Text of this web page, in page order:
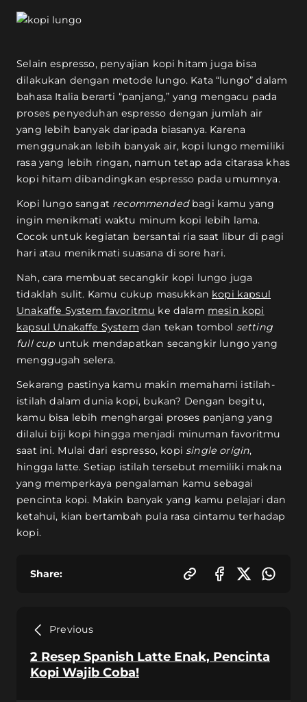
Selain espresso, penyajian kopi hitam juga bisa
dilakukan dengan metode lungo. Kata “lungo” dalam
bahasa Italia berarti “panjang,” yang mengacu pada
proses penyeduhan espresso dengan jumlah air
yang lebih banyak daripada biasanya. Karena
menggunakan lebih banyak air, kopi lungo memiliki
rasa yang lebih ringan, namun tetap ada citarasa khas
kopi hitam dibandingkan espresso pada umumnya.
Kopi lungo sangat recommendedbagi kamu yang
ingin menikmati waktu minum kopi lebih lama.
Cocok untuk kegiatan bersantai ria saat libur di pagi
hari atau menikmati suasana di sore hari.
Nah, cara membuat secangkir kopi lungo juga
tidaklah sulit. Kamu cukup masukkan kopi kapsul
Unakaffe System favoritmu ke dalam mesin kopi
kapsul Unakaffe System dan tekan tombol setting
full cup untuk mendapatkan secangkir lungo yang
menggugah selera.
Sekarang pastinya kamu makin memahami istilah-
istilah dalam dunia kopi, bukan? Dengan begitu,
kamu bisa lebih menghargai proses panjang yang
dilalui biji kopi hingga menjadi minuman favoritmu
saat ini. Mulai dari espresso, kopisingle origin,
hingga latte. Setiap istilah tersebut memiliki makna
yang memperkaya pengalaman kamu sebagai
pencinta kopi. Makin banyak yang kamu pelajari dan
ketahui, kian bertambah pula rasa cintamu terhadap
kopi.
Share:
Previous
2 Resep Spanish Latte Enak, Pencinta
Kopi Wajib Coba!